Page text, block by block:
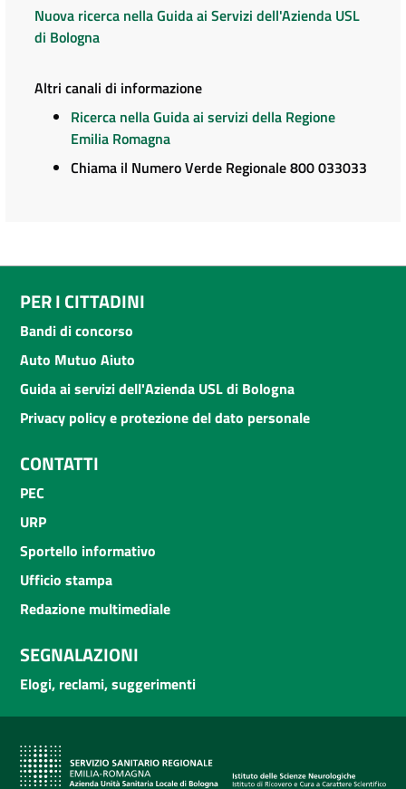
Nuova ricerca nella Guida ai Servizi dell'Azienda USL
di Bologna
Altri canali di informazione
Ricerca nella Guida ai servizi della Regione
Emilia Romagna
Chiama il Numero Verde Regionale 800 033033
PER I CITTADINI
Bandi di concorso
Auto Mutuo Aiuto
Guida ai servizi dell'Azienda USL di Bologna
Privacy policy e protezione del dato personale
CONTATTI
PEC
URP
Sportello informativo
Ufficio stampa
Redazione multimediale
SEGNALAZIONI
Elogi, reclami, suggerimenti